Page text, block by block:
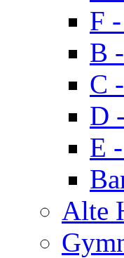
F
B
C
D
E
Alte